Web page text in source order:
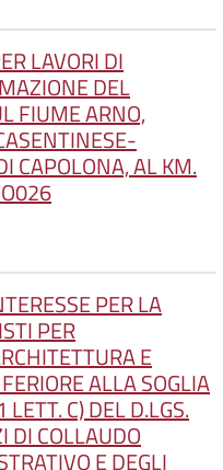
LAVORI DI
DEL
FIUME ARNO,
CAPOLONA, AL KM.
PER LA
PER
E
ALLA SOGLIA
C) DEL D.LGS.
DI COLLAUDO
E DEGLI